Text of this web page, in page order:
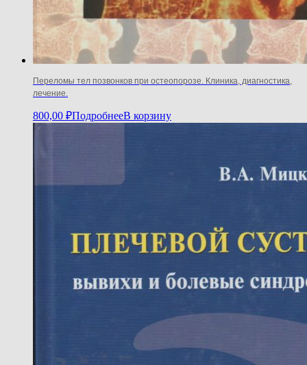
Переломы тел позвонков при остеопорозе. Клиника, диагностика,
лечение.
800,00 ₽ПодробнееВ корзину